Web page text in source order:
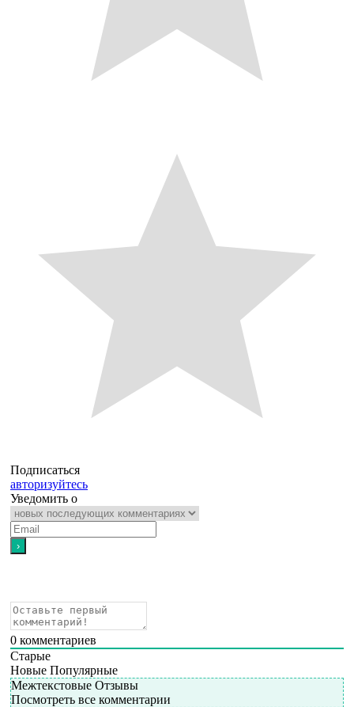
Подписаться
авторизуйтесь
Уведомить о
0 комментариев
Старые
Новые Популярные
Межтекстовые Отзывы
Посмотреть все комментарии